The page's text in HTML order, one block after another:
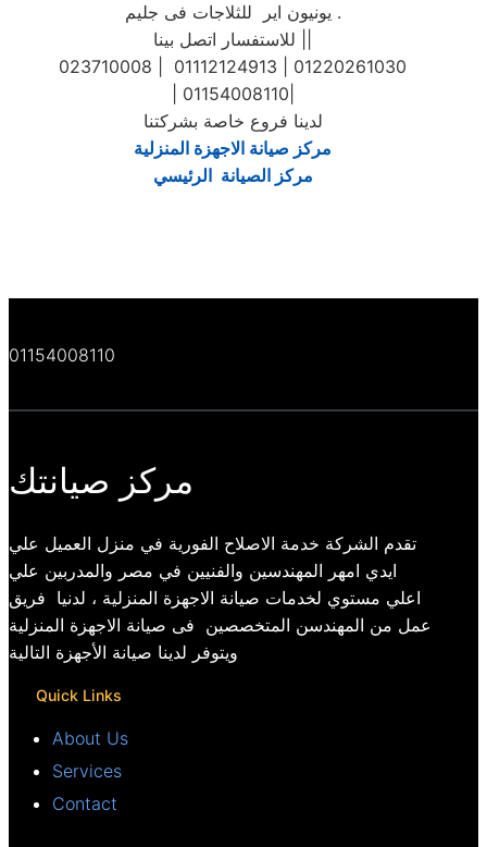
يونيون اير للثلاجات فى جليم .
023710008 | 01112124913 | 01220261030
| 01154008110|
لدينا فروع خاصة بشركتنا
مركز صيانة الاجهزة المنزلية
مركز الصيانة الرئيسي
01154008110
مركز صيانتك
تقدم الشركة خدمة الاصلاح الفورية في منزل العميل علي
ايدي امهر المهندسين والفنيين في مصر والمدربين علي
اعلي مستوي لخدمات صيانة الاجهزة المنزلية ، لدنيا فريق
عمل من المهندسن المتخصصين فى صيانة الاجهزة المنزلية
ويتوفر لدينا صيانة الأجهزة التالية
Quick Links
About Us
Services
Contact